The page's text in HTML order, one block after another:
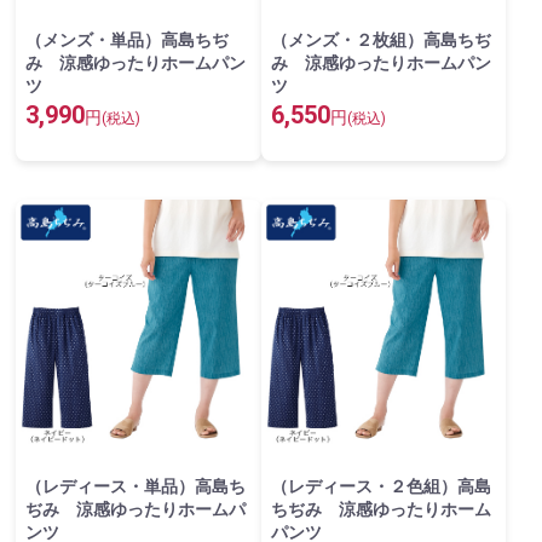
（メンズ・単品）高島ちぢ
み 涼感ゆったりホームパン
ツ
3,990円 (税込)
（メンズ・２枚組）高島ちぢ
み 涼感ゆったりホームパン
ツ
6,550円 (税込)
（レディース・単品）高島ち
ぢみ 涼感ゆったりホームパ
ンツ
（レディース・２色組）高島
ちぢみ 涼感ゆったりホーム
パンツ